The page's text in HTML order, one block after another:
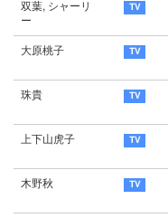
双葉, シャーリ
ー
大原桃子
珠貴
上下山虎子
木野秋